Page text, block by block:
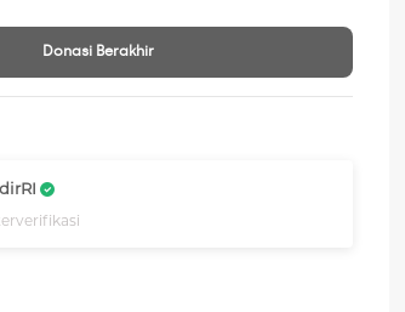
Donasi Berakhir